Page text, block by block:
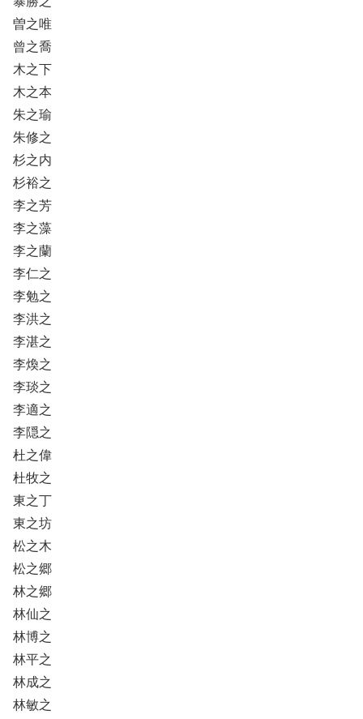
曽之唯
曾之喬
木之下
木之本
朱之瑜
朱修之
杉之内
杉裕之
李之芳
李之藻
李之蘭
李仁之
李勉之
李洪之
李湛之
李煥之
李琰之
李適之
李隠之
杜之偉
杜牧之
東之丁
東之坊
松之木
松之郷
林之郷
林仙之
林博之
林平之
林成之
林敏之